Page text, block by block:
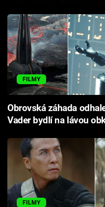
Sledujte prima+
Přihlášení
Sledujte nás
FILMY
Obrovská záhada
Vader bydlí na lávou
FILMY